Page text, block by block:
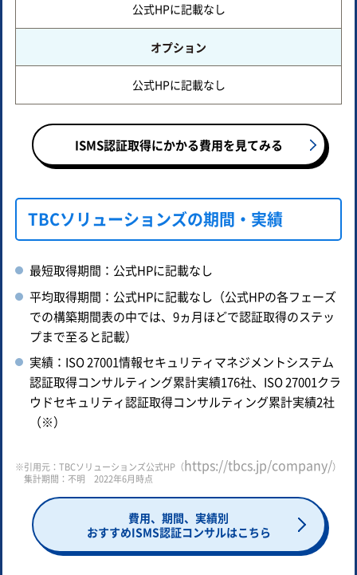
公式HPに記載なし
オプション
公式HPに記載なし
ISMS認証取得にかかる費用を見てみる
TBCソリューションズの期間・実績
最短取得期間：公式HPに記載なし
平均取得期間：公式HPに記載なし（公式HPの各フェーズ
での構築期間表の中では、9ヵ月ほどで認証取得のステッ
プまで至ると記載）
実績：ISO 27001情報セキュリティマネジメントシステム
認証取得コンサルティング累計実績176社、ISO 27001クラ
ウドセキュリティ認証取得コンサルティング累計実績2社
（※）
※引用元：TBCソリューションズ公式HP（https://tbcs.jp/company/）
集計期間：不明 2022年6月時点
費用、期間、実績別
おすすめISMS認証コンサルはこちら